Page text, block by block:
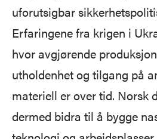
uforutsigbar
Erfaringene fra krigen i
hvor avgjørende
utholdenhet og tilgang på
materiell er over tid. Norsk
dermed bidra til å bygge